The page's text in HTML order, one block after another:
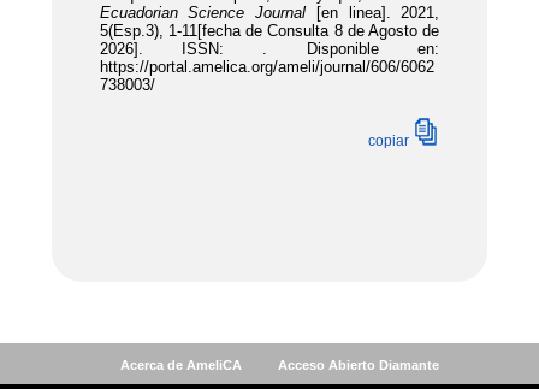
Acerca de AmeliCA Acceso Abierto Diamante